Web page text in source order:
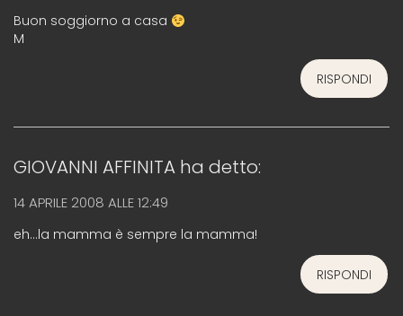
Buon soggiorno a casa
M
RISPONDI
GIOVANNI AFFINITA ha detto:
14 APRILE 2008 ALLE 12:49
eh…la mamma è sempre la mamma!
RISPONDI